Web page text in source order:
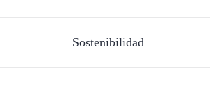
Sostenibilidad